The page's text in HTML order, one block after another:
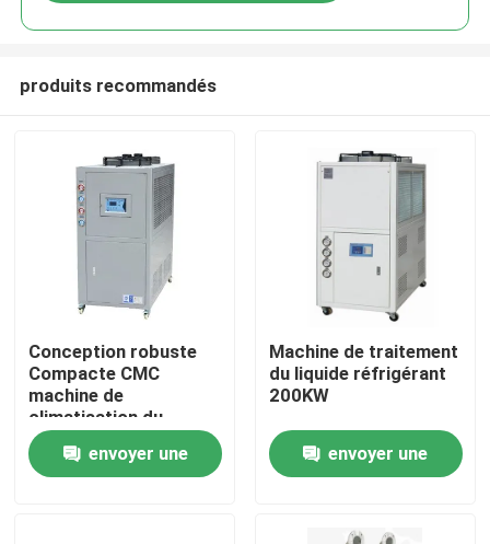
À la maison
Produits
produits recommandés
Conception robuste
Compacte CMC
machine de
climatisation du
liquide de
refroidissement
envoyer une
Machine de traitement
du liquide réfrigérant
200KW
envoyer une